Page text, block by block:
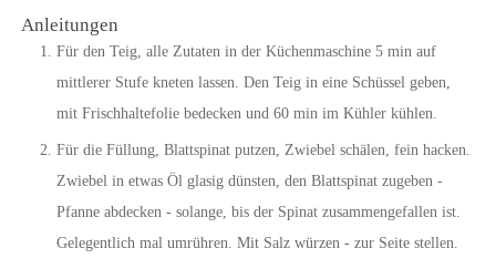
Anleitungen
Für den Teig, alle Zutaten in der Küchenmaschine 5 min auf
mittlerer Stufe kneten lassen. Den Teig in eine Schüssel geben,
mit Frischhaltefolie bedecken und 60 min im Kühler kühlen.
Für die Füllung, Blattspinat putzen, Zwiebel schälen, fein hacken.
Zwiebel in etwas Öl glasig dünsten, den Blattspinat zugeben -
Pfanne abdecken - solange, bis der Spinat zusammengefallen ist.
Gelegentlich mal umrühren. Mit Salz würzen - zur Seite stellen.